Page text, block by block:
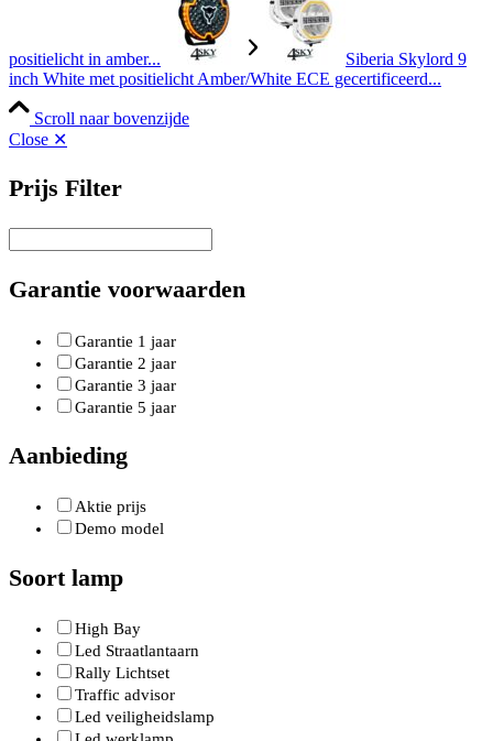
positielicht in amber...
Siberia Skylord 9
inch White met positielicht Amber/White ECE gecertificeerd...
Scroll naar bovenzijde
Close ✕
Prijs Filter
Garantie voorwaarden
Garantie 1 jaar
Garantie 2 jaar
Garantie 3 jaar
Garantie 5 jaar
Aanbieding
Aktie prijs
Demo model
Soort lamp
High Bay
Led Straatlantaarn
Rally Lichtset
Traffic advisor
Led veiligheidslamp